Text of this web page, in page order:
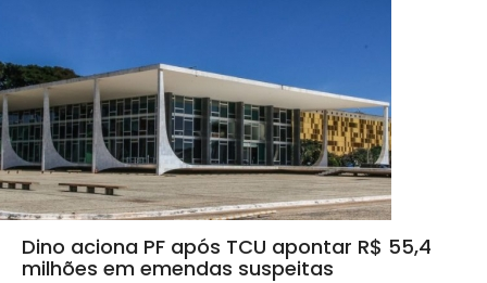
Dino aciona PF após TCU apontar R$ 55,4
milhões em emendas suspeitas